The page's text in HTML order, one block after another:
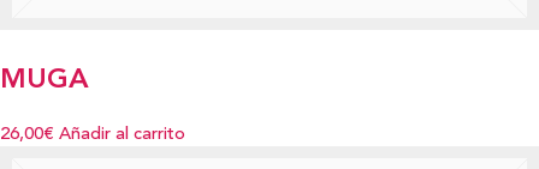
MUGA
26,00€ Añadir al carrito